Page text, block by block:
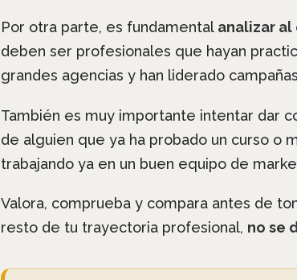
Por otra parte, es fundamental analizar
deben ser profesionales que hayan
grandes agencias y han liderado
También es muy importante intentar dar
de alguien que ya ha probado un curso o
trabajando ya en un buen equipo de
Valora, comprueba y compara antes de
resto de tu trayectoria profesional, no se